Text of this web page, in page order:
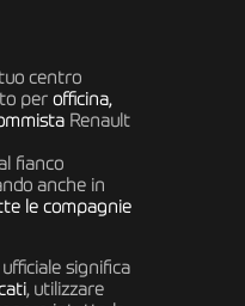
centro
per officina,
Renault
fianco
anche in
le compagnie
significa
, utilizzare